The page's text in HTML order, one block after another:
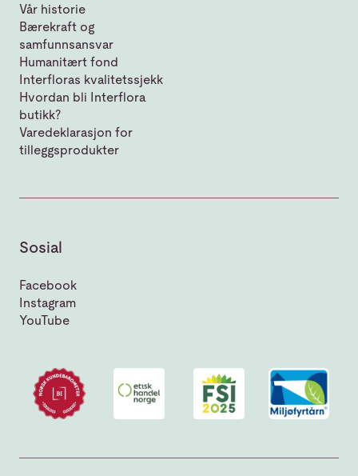
Vår historie
Bærekraft og
samfunnsansvar
Humanitært fond
Interfloras kvalitetssjekk
Hvordan bli Interflora
butikk?
Varedeklarasjon for
tilleggsprodukter
Sosial
Facebook
Instagram
YouTube